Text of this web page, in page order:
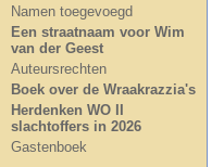
Namen toegevoegd
Een straatnaam voor Wim
van der Geest
Auteursrechten
Boek over de Wraakrazzia's
Herdenken WO II
slachtoffers in 2026
Gastenboek